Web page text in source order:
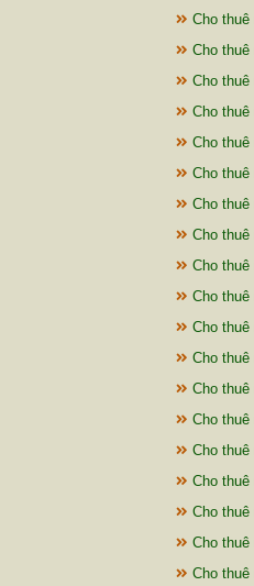
Cho thuê
Cho
Cho
Cho
Cho thuê
Cho
Cho
Cho
Cho
Cho
Cho thuê
Cho
Cho
Cho
Cho thuê
Cho thuê
Cho
Cho thuê
Cho thuê